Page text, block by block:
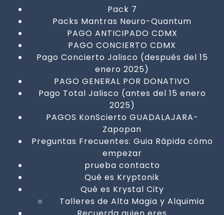
Pack 7
Packs Mantras Neuro-Quantum
PAGO ANTICIPADO CDMX
PAGO CONCIERTO CDMX
Pago Concierto Jalisco (después del 15
enero 2025)
PAGO GENERAL POR DONATIVO
Pago Total Jalisco (antes del 15 enero
2025)
PAGOS KonScierto GUADALAJARA-
Zapopan
Preguntas Frecuentes: Guia Rápida cómo
empezar
prueba contacto
Qué es Kryptonik
Qué es Krystal City
Talleres de Alta Magia y Alquimia